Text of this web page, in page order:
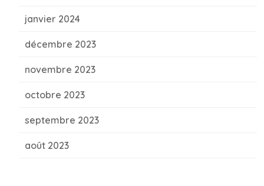
janvier 2024
décembre 2023
novembre 2023
octobre 2023
septembre 2023
août 2023